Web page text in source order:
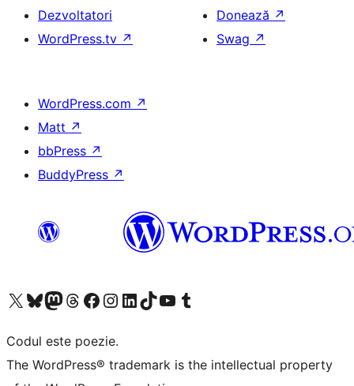
Dezvoltatori
WordPress.tv ↗
Donează ↗
Swag ↗
WordPress.com ↗
Matt ↗
bbPress ↗
BuddyPress ↗
Mergi la contul nostru X (fost Twitter)
Vizitează contul nostru Bluesky
Vizitează contul nostru Mastodon
Vizitează contul nostru Threads
Vizitează pagina noastră Facebook
Vizitează-ne pe Instagram
Vizitează-ne pe LinkedIn
Vizitează contul nostru TikTok
Vizitează canalul nostru YouTube
Vizitează contul nostru Tumblr
Codul este poezie.
The WordPress® trademark is the intellectual property